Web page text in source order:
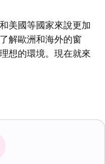
美國等國家來說更加
解歐洲和海外的窗
想的環境。現在就來